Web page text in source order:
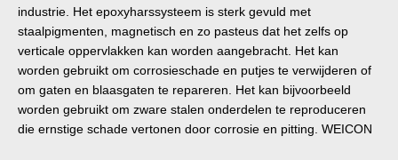
industrie. Het epoxyharssysteem is sterk gevuld met
staalpigmenten, magnetisch en zo pasteus dat het zelfs op
verticale oppervlakken kan worden aangebracht. Het kan
worden gebruikt om corrosieschade en putjes te verwijderen of
om gaten en blaasgaten te repareren. Het kan bijvoorbeeld
worden gebruikt om zware stalen onderdelen te reproduceren
die ernstige schade vertonen door corrosie en pitting. WEICON